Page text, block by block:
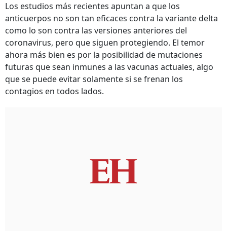
Los estudios más recientes apuntan a que los
anticuerpos no son tan eficaces contra la variante delta
como lo son contra las versiones anteriores del
coronavirus, pero que siguen protegiendo. El temor
ahora más bien es por la posibilidad de mutaciones
futuras que sean inmunes a las vacunas actuales, algo
que se puede evitar solamente si se frenan los
contagios en todos lados.